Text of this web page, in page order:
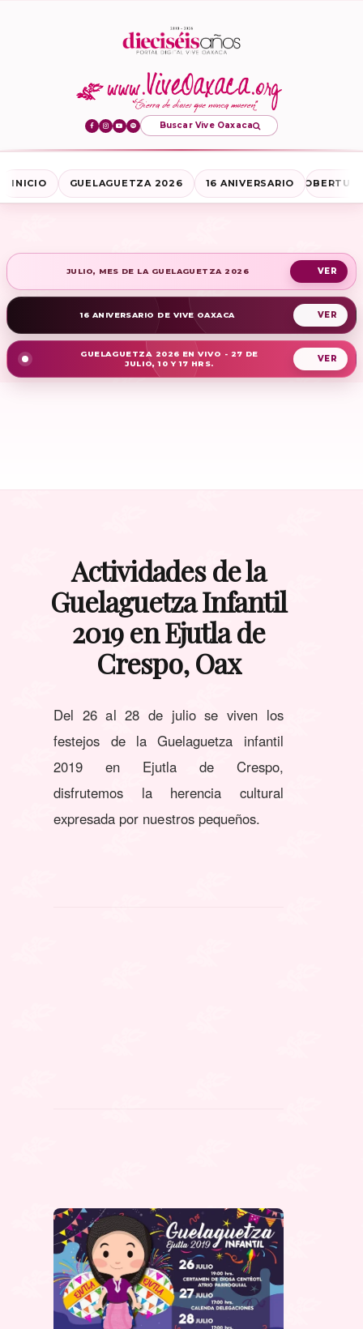
Buscar Vive Oaxaca
INICIO GUELAGUETZA 2026 16 ANIVERSARIO
JULIO, MES DE LA GUELAGUETZA 2026
16 ANIVERSARIO DE VIVE OAXACA
GUELAGUETZA 2026 EN VIVO - 27 DE
JULIO, 10 Y 17 HRS.
Actividades de la
Guelaguetza Infantil
2019 en Ejutla de
Crespo, Oax
Del 26 al 28 de julio se viven los
festejos de la Guelaguetza infantil
2019 en Ejutla de Crespo,
disfrutemos la herencia cultural
expresada por nuestros pequeños.